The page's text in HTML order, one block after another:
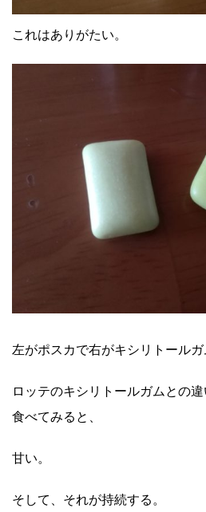
これはありがたい。
左がポスカで右がキシリトールガ
ロッテのキシリトールガムとの
食べてみると、
甘い。
そして、それが持続する。